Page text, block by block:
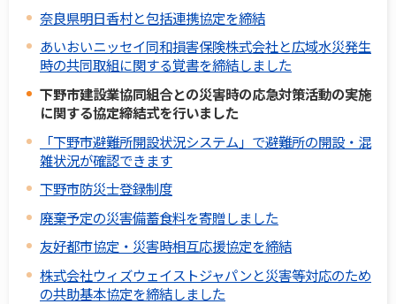
奈良県明日香村と包括連携協定を締結
あいおいニッセイ同和損害保険株式会社と広域水災発生
時の共同取組に関する覚書を締結しました
下野市建設業協同組合との災害時の応急対策活動の実施
に関する協定締結式を行いました
「下野市避難所開設状況システム」で避難所の開設・混
雑状況が確認できます
下野市防災士登録制度
廃棄予定の災害備蓄食料を寄贈しました
友好都市協定・災害時相互応援協定を締結
株式会社ウィズウェイストジャパンと災害等対応のため
の共助基本協定を締結しました